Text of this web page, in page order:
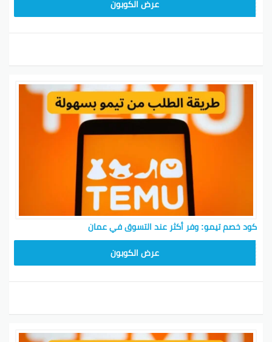
عرض الكوبون
كود خصم تيمو: وفر أكثر عند التسوق في عمان
عرض الكوبون